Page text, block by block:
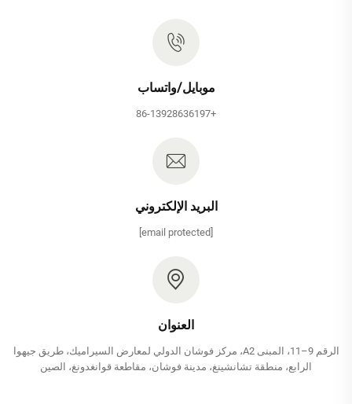
موبايل/واتساب
+86-13928636197
البريد الإلكتروني
العنوان
الرقم 9–11، المبنى A2، مركز فوشان الدولي لمعارض السيراميك، طريق جيهوا
الرابع، منطقة تشانشينغ، مدينة فوشان، مقاطعة قوانغدونغ، الصين